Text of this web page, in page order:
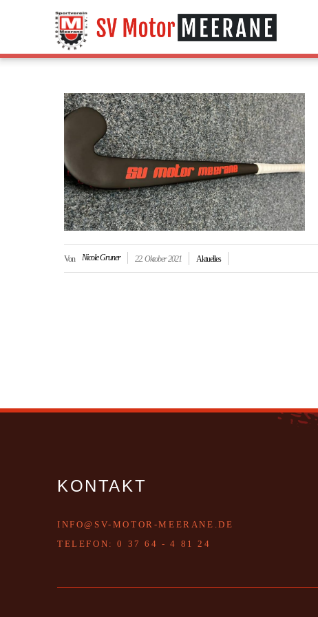
Von Nicole Gruner 22. Oktober 2021 Aktuelles
KONTAKT
INFO@SV-MOTOR-MEERANE.DE
T ELEFON:0 37 64 - 4 81 24